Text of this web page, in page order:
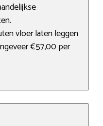
vloer laten leggen
€57,00 per